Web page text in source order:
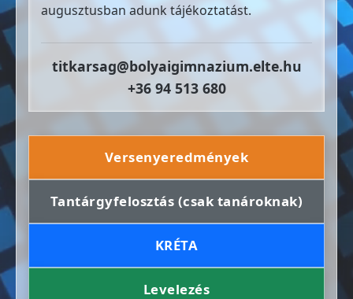
augusztusban adunk tájékoztatást.
titkarsag@bolyaigimnazium.elte.hu
+36 94 513 680
Versenyeredmények
Tantárgyfelosztás (csak tanároknak)
KRÉTA
Levelezés